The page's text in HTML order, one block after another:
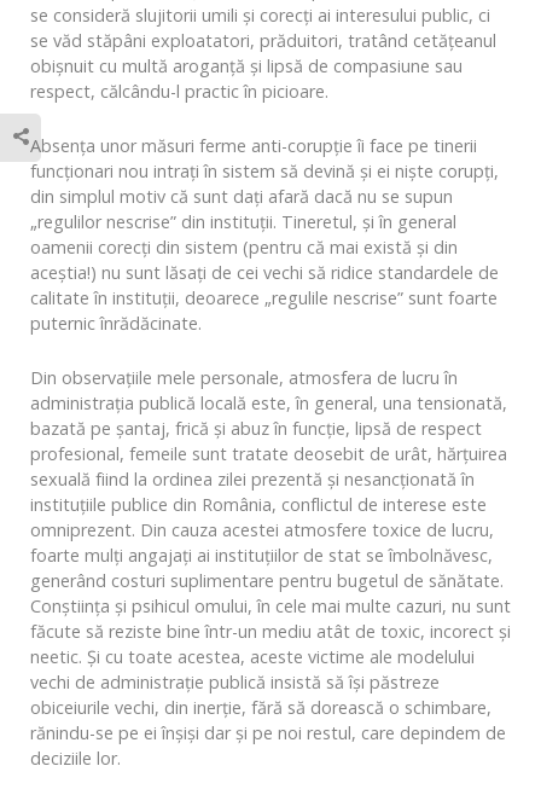
se consideră slujitorii umili şi corecţi ai interesului public, ci
se văd stăpâni exploatatori, prăduitori, tratând cetăţeanul
obişnuit cu multă aroganţă şi lipsă de compasiune sau
respect, călcându-l practic în picioare.
Absenţa unor măsuri ferme anti-corupție îi face pe tinerii
funcţionari nou intraţi în sistem să devină şi ei nişte corupţi,
din simplul motiv că sunt daţi afară dacă nu se supun
„regulilor nescrise” din instituţii. Tineretul, şi în general
oamenii corecţi din sistem (pentru că mai există şi din
aceştia!) nu sunt lăsaţi de cei vechi să ridice standardele de
calitate în instituţii, deoarece „regulile nescrise” sunt foarte
puternic înrădăcinate.
Din observaţiile mele personale, atmosfera de lucru în
administrația publică locală este, în general, una tensionată,
bazată pe şantaj, frică şi abuz în funcţie, lipsă de respect
profesional, femeile sunt tratate deosebit de urât, hărţuirea
sexuală fiind la ordinea zilei prezentă şi nesancţionată în
instituţiile publice din România, conflictul de interese este
omniprezent. Din cauza acestei atmosfere toxice de lucru,
foarte mulţi angajaţi ai instituţiilor de stat se îmbolnăvesc,
generând costuri suplimentare pentru bugetul de sănătate.
Conştiinţa şi psihicul omului, în cele mai multe cazuri, nu sunt
făcute să reziste bine într-un mediu atât de toxic, incorect și
neetic. Şi cu toate acestea, aceste victime ale modelului
vechi de administraţie publică insistă să îşi păstreze
obiceiurile vechi, din inerţie, fără să dorească o schimbare,
rănindu-se pe ei înşişi dar şi pe noi restul, care depindem de
deciziile lor.